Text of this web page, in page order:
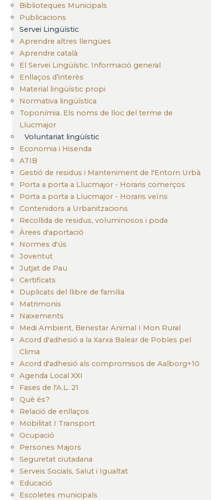
Biblioteques Municipals
Publicacions
Servei Lingüístic
Aprendre altres llengües
Aprendre català
El Servei Lingüístic. Informació general
Enllaços d’interès
Material lingüístic propi
Normativa lingüística
Toponímia. Els noms de lloc del terme de
Llucmajor
Voluntariat lingüístic
Economia i Hisenda
ATIB
Gestió de residus i Manteniment de l'Entorn Urbà
Porta a porta a Llucmajor - Horaris comerços
Porta a porta a Llucmajor - Horaris veïns
Contenidors a Urbanitzacions
Recollida de residus, voluminosos i poda
Àrees d'aportació
Normes d'ús
Joventut
Jutjat de Pau
Certificats
Duplicats del llibre de família
Matrimonis
Naixements
Medi Ambient, Benestar Animal I Mon Rural
Acord d'adhesió a la Xarxa Balear de Pobles pel
Clima
Acord d'adhesió als compromisos de Aalborg+10
Agenda Local XXI
Fases de l'A.L. 21
Què és?
Relació de enllaços
Mobilitat I Transport
Ocupació
Persones Majors
Seguretat ciutadana
Serveis Socials, Salut i Igualtat
Educació
Escoletes municipals